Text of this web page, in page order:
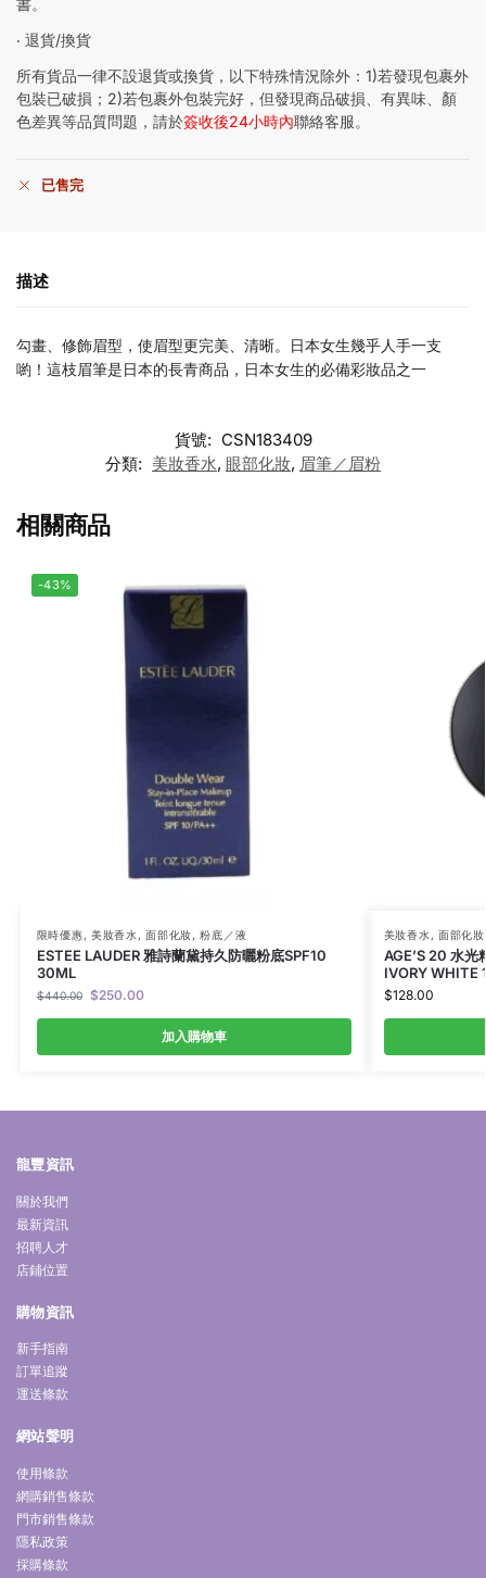
‧ 退貨/換貨
所有貨品一律不設退貨或換貨，以下特殊情況除外：1)若發現包裹外
包裝已破損；2)若包裹外包裝完好，但發現商品破損、有異味、顏
色差異等品質問題，請於簽收後24小時內聯絡客服。
已售完
描述
勾畫、修飾眉型，使眉型更完美、清晰。日本女生幾乎人手一支
喲！這枝眉筆是日本的長青商品，日本女生的必備彩妝品之一
貨號: CSN183409
分類: 美妝香水, 眼部化妝, 眉筆／眉粉
相關商品
-43%
限時優惠, 美妝香水 ,面部化妝,粉底／液
ESTEE LAUDER 雅詩蘭黛持久防曬粉底SPF10
30ML
$440.00 $250.00
加入購物車
美妝香水 , 面部化妝
AGE’S 20 水
IVORY WHITE
$128.00
龍豐資訊
關於我們
最新資訊
招聘人才
店鋪位置
購物資訊
新手指南
訂單追蹤
運送條款
網站聲明
使用條款
網購銷售條款
門市銷售條款
隱私政策
採購條款